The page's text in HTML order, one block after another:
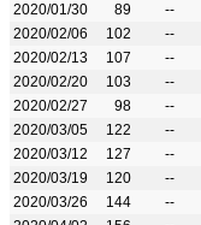
2020/01/30
89 --
2020/02/06
102 --
2020/02/13
107 --
2020/02/20
103 --
2020/02/27
98 --
2020/03/05
122 --
2020/03/12
127 --
2020/03/19
120 --
2020/03/26
144 --